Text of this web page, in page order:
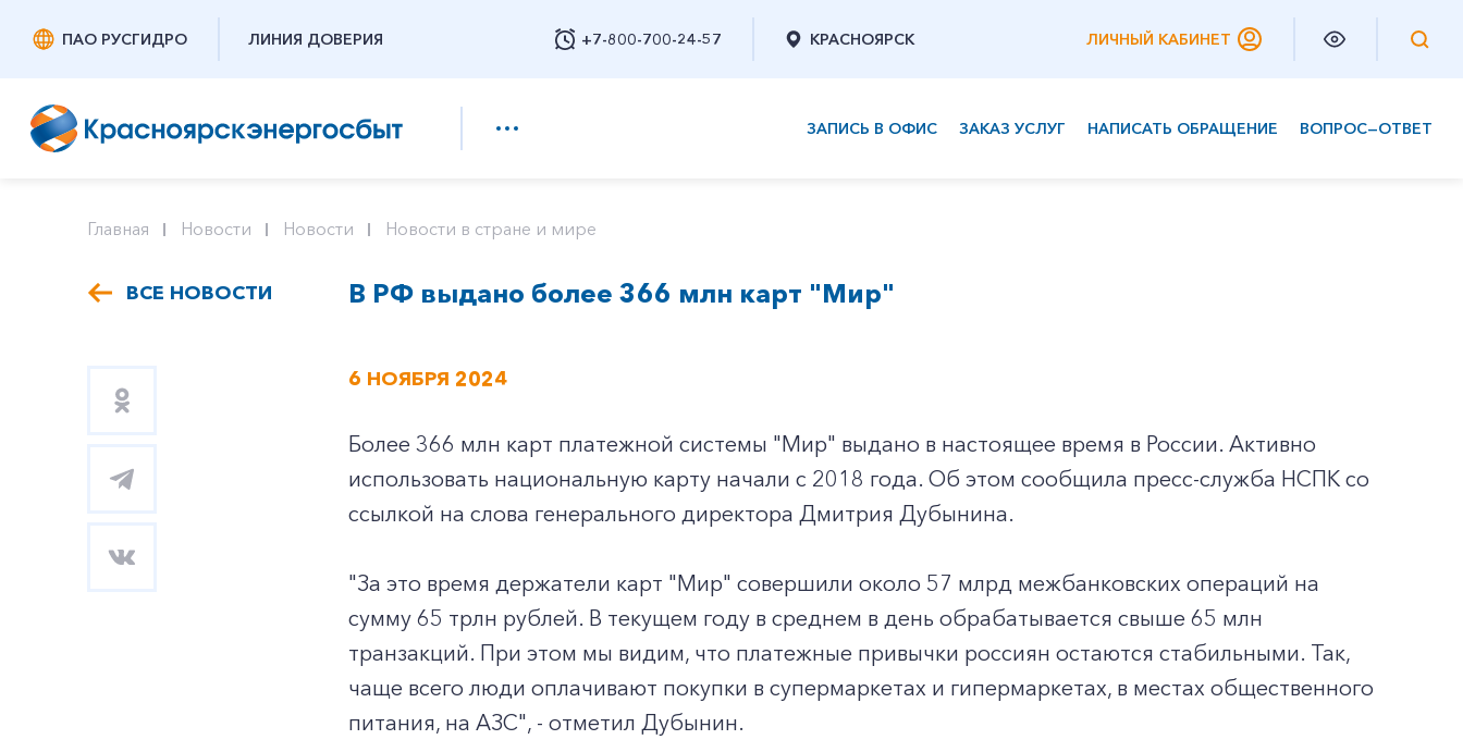
ПАО РУСГИДРО ЛИНИЯ ДОВЕРИЯ +7-800-700-24-57
Заказать обратный звонок
КРАСНОЯРСК ЛИЧНЫЙ КАБИНЕТ
ЗАПИСЬ В ОФИС ЗАКАЗ УСЛУГ НАПИСАТЬ ОБРАЩЕНИЕ ВОПРОС—ОТВЕТ
Главная Новости Новости Новости в стране и мире
ВСЕ НОВОСТИ В РФ выдано более 366 млн карт "Мир"
6 НОЯБРЯ 2024
Более 366 млн карт платежной системы "Мир" выдано в настоящее время в России. Активно
использовать национальную карту начали с 2018 года. Об этом сообщила пресс-служба НСПК со
ссылкой на слова генерального директора Дмитрия Дубынина.
"За это время держатели карт "Мир" совершили около 57 млрд межбанковских операций на
сумму 65 трлн рублей. В текущем году в среднем в день обрабатывается свыше 65 млн
транзакций. При этом мы видим, что платежные привычки россиян остаются стабильными. Так,
чаще всего люди оплачивают покупки в супермаркетах и гипермаркетах, в местах общественного
питания, на АЗС", - отметил Дубынин.